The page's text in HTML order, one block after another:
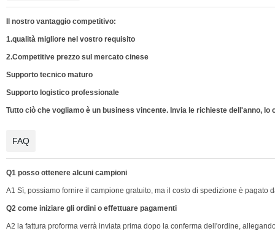
Il nostro vantaggio competitivo:
1.qualità migliore nel vostro requisito
2.Competitive prezzo sul mercato cinese
Supporto tecnico maturo
Supporto logistico professionale
Tutto ciò che vogliamo è un business vincente. Invia le richieste dell'anno, lo
FAQ
Q1 posso ottenere alcuni campioni
A1 Sì, possiamo fornire il campione gratuito, ma il costo di spedizione è pagato
Q2 come iniziare gli ordini o effettuare pagamenti
A2 la fattura proforma verrà inviata prima dopo la conferma dell'ordine,